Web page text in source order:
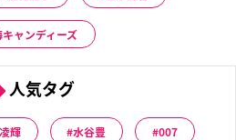
ャンディーズ
人気タグ
輝 水谷豊 007